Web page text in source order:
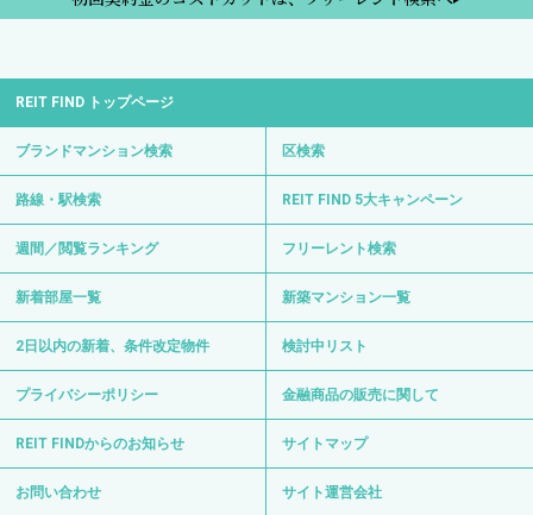
REIT FIND トップページ
ブランドマンション検索 区検索
路線・駅検索 REIT FIND 5大キャンペーン
週間／閲覧ランキング フリーレント検索
新着部屋一覧 新築マンション一覧
2日以内の新着、条件改定物件 検討中リスト
プライバシーポリシー 金融商品の販売に関して
REIT FINDからのお知らせ サイトマップ
お問い合わせ サイト運営会社